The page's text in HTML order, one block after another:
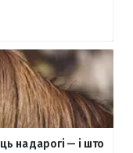
на дарогі — і што